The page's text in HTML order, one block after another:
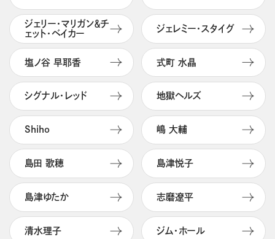
ジェリー・マリガン＆チ
ェット・ベイカー
ジェレミー・スタイグ
塩ノ谷 早耶香 式町 水晶
シグナル・レッド 地獄ヘルズ
Shiho 嶋 大輔
島田 歌穂 島津悦子
島津ゆたか 志磨遼平
清水理子 ジム・ホール